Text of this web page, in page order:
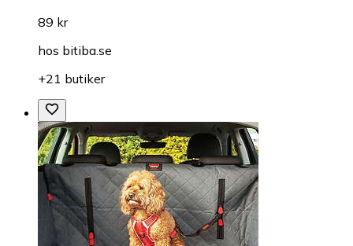
89 kr
hos bitiba.se
+21 butiker